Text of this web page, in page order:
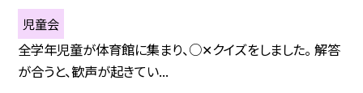
児童会
全学年児童が体育館に集まり、○✕クイズをしました。 解答
が合うと、歓声が起きてい...